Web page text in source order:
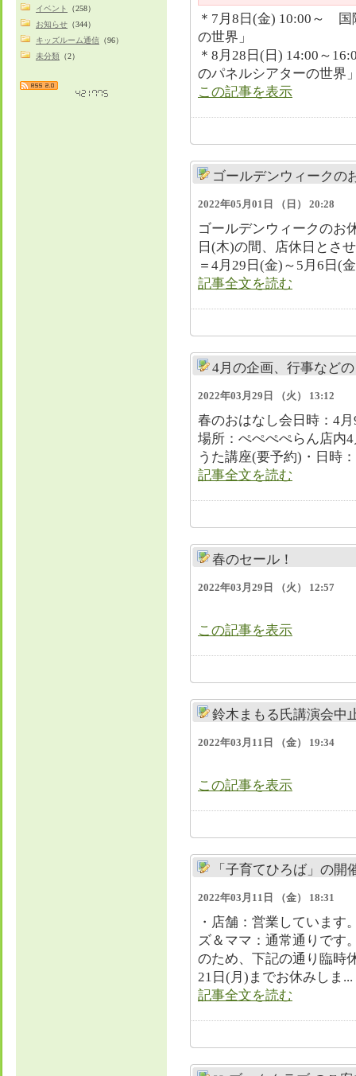
＊7月8日(金) 10:00～ 国
の世界」
＊8月28日(日) 14:00～
のパネルシアターの
この記事を表示
ゴールデンウィークの
2022年05月01日 （日） 20:28
ゴールデンウィークのお
日(木)の間、店休日とさ
＝4月29日(金)～5月6日(
記事全文を読む
4月の企画、行事など
2022年03月29日 （火） 13:12
春のおはなし会日時：4
場所：ぺぺぺぺらん店内
うた講座(要予約)・日時
記事全文を読む
春のセール！
2022年03月29日 （火） 12:57
この記事を表示
鈴木まもる氏講演会中
2022年03月11日 （金） 19:34
この記事を表示
「子育てひろば」の開
2022年03月11日 （金） 18:31
・店舗：営業しています
ズ＆ママ：通常通りです
のため、下記の通り臨時
21日(月)までお休みしま...
記事全文を読む
イベント
（258）
お知らせ （344）
キッズルーム通信 （96）
未分類 （2）